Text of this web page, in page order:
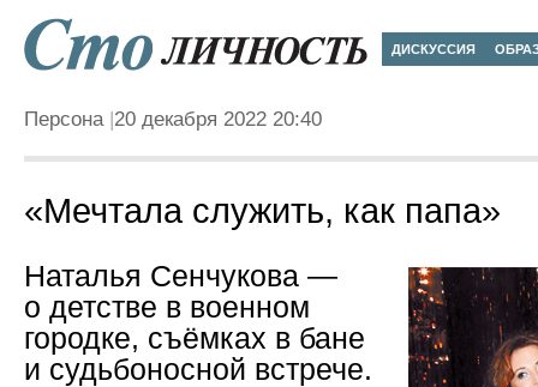
ДИСКУССИЯ
Персона 20 декабря 2022 20:40
«Мечтала служить, как папа»
Наталья Сенчукова —
о детстве в военном
городке, съёмках в бане
и судьбоносной встрече.